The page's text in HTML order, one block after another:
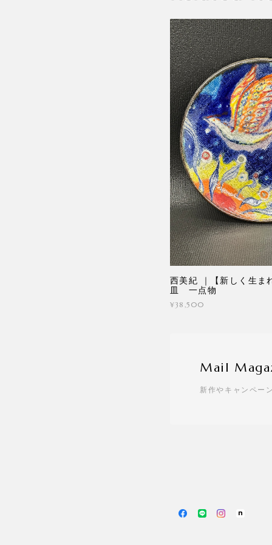
西美紀 ｜【新しく生ま
皿 一点物
¥38,500
Mail
新作やキャンペー